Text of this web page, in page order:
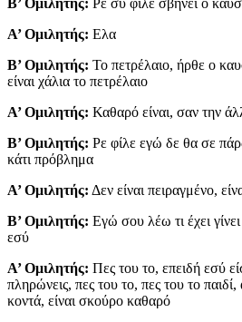
Α’ Ομιλητής: Ελα
Β’ Ομιλητής: Το πετρέλαιο, ήρθε ο
είναι χάλια το πετρέλαιο
Α’ Ομιλητής: Καθαρό είναι, σαν την
Β’ Ομιλητής: Ρε φίλε εγώ δε θα σε
κάτι πρόβλημα
Α’ Ομιλητής: Δεν είναι πειραγμένο,
Β’ Ομιλητής: Εγώ σου λέω τι έχει
εσύ
Α’ Ομιλητής: Πες του το, επειδή εσύ
πληρώνεις, πες του το, πες του το
κοντά, είναι σκούρο καθαρό